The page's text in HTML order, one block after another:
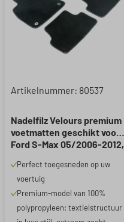
Artikelnummer: 80537
Nadelfilz Velours premium
voetmatten geschikt voor
Ford S-Max 05/2006-2012,
Perfect toegesneden op uw
voertuig
Premium-model van 100%
polypropyleen: textielstructuur